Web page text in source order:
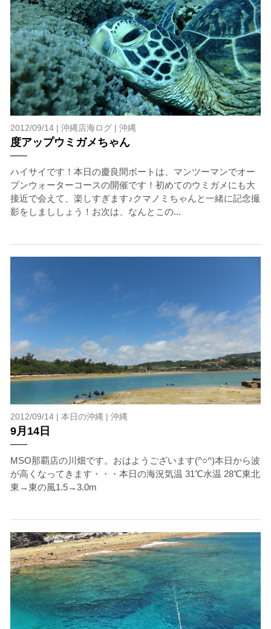
2012/09/14 | 沖縄店海ログ| 沖縄
度アップウミガメちゃん
ハイサイです！本日の慶良間ボートは、マンツーマンでオー
プンウォーターコースの開催です！初めてのウミガメにも大
接近で会えて、楽しすぎます♪クマノミちゃんと一緒に記念撮
影をしまししょう！お次は、なんとこの...
2012/09/14 | 本日の沖縄 | 沖縄
9月14日
MSO那覇店の川畑です。おはようございます(^○^)本日から波
が高くなってきます・・・本日の海況気温 31℃水温 28℃東北
東→東の風1.5→3.0m